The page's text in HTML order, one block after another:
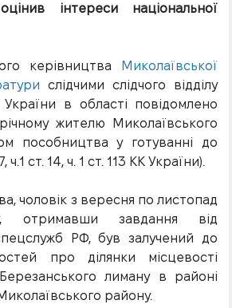
інтереси національної
керівництва
Миколаївської
слідчими слідчого відділу
в області повідомлено
жителю Миколаївського
пособництва у готуванні до
ч.1 ст. 14, ч. 1 ст. 113 КК України).
чоловік з вересня по листопад
отримавши завдання від
РФ, був залучений до
про ділянки місцевості
Березанського лиману в районі
району.